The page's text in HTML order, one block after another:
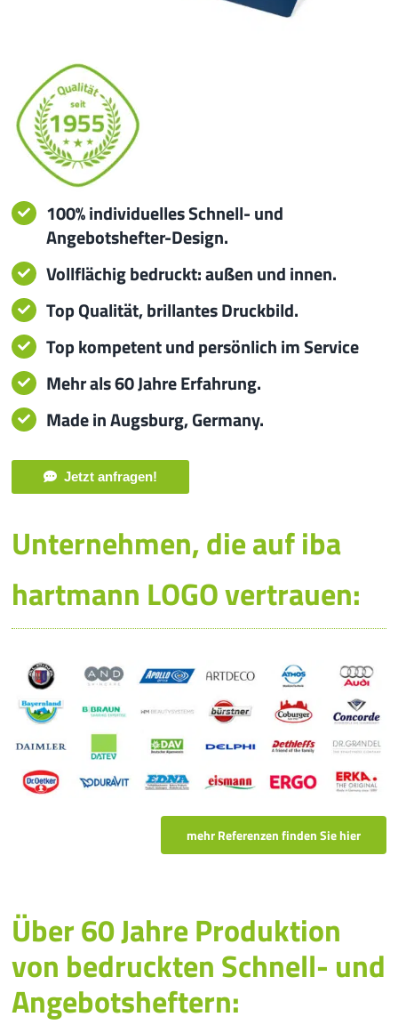
100% individuelles Schnell- und
Angebotshefter-Design.
Vollflächig bedruckt: außen und innen.
Top Qualität, brillantes Druckbild.
Top kompetent und persönlich im Service
Mehr als 60 Jahre Erfahrung.
Made in Augsburg, Germany.
Jetzt anfragen!
Unternehmen, die auf iba
hartmann LOGO vertrauen:
mehr Referenzen finden Sie hier
Über 60 Jahre Produktion
von bedruckten Schnell- und
Angebotsheftern: